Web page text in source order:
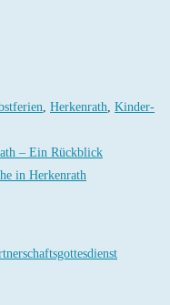
, Herkenrath, Kinder-
– Ein Rückblick
in Herkenrath